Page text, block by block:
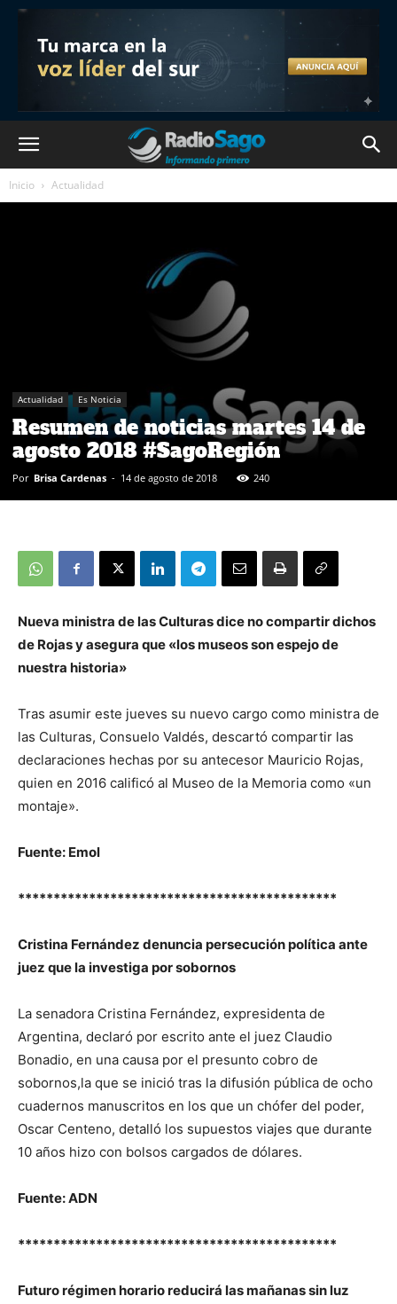
Inicio Actualidad
Actualidad Es Noticia
Resumen de noticias martes 14 de
agosto 2018 #SagoRegión
Por Brisa Cardenas - 14 de agosto de 2018 240
Nueva ministra de las Culturas dice no compartir dichos
de Rojas y asegura que «los museos son espejo de
nuestra historia»
Tras asumir este jueves su nuevo cargo como ministra de
las Culturas, Consuelo Valdés, descartó compartir las
declaraciones hechas por su antecesor Mauricio Rojas,
quien en 2016 calificó al Museo de la Memoria como «un
montaje».
Fuente: Emol
*********************************************
Cristina Fernández denuncia persecución política ante
juez que la investiga por sobornos
La senadora Cristina Fernández, expresidenta de
Argentina, declaró por escrito ante el juez Claudio
Bonadio, en una causa por el presunto cobro de
sobornos,la que se inició tras la difusión pública de ocho
cuadernos manuscritos en los que un chófer del poder,
Oscar Centeno, detalló los supuestos viajes que durante
10 años hizo con bolsos cargados de dólares.
Fuente: ADN
*********************************************
Futuro régimen horario reducirá las mañanas sin luz